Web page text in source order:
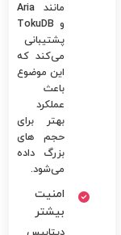
مانند Aria
و TokuDB
پشتیبانی
می‌کند که
این موضوع
باعث
عملکرد
بهتر برای
حجم های
بزرگ داده
می‌شود.
امنیت
بیشتر